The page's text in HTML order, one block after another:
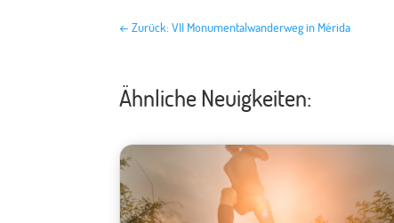
←Zurück: VII Monumentalwanderweg in Mérida
Ähnliche Neuigkeiten: